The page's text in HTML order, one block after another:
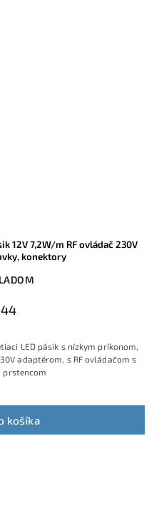
12V 7,2W/m RF ovládač 230V
konektory
košíka
LED pásik s nízkym príkonom,
adaptérom, s RF ovládačom s
prstencom